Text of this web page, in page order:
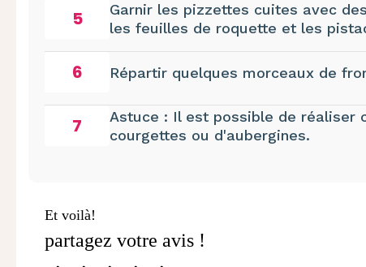
5
Garnir les pizzettes cuites avec
les feuilles de roquette et les
6 Répartir quelques morceaux de
7
Astuce : Il est possible de réaliser
courgettes ou d'aubergines.
Et voilà!
partagez votre avis !